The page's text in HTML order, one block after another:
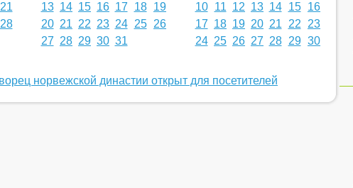
21
28
13 14 15 16 17 18
19
20 21 22 23 24 25
26
27 28 29 30 31
10
11 12 13 14 15
16
17 18 19 20 21 22
23
24 25 26 27 28 29 30
норвежской династии открыт для посетителей